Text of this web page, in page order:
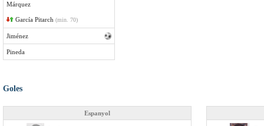
Márquez
García Pitarch (min. 70)
Jiménez
Pineda
Goles
Espanyol